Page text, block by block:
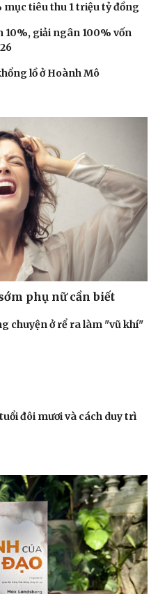
mục tiêu thu 1 triệu tỷ đồng
giải ngân 100% vốn
lồ ở Hoành Mô
phụ nữ cần biết
chuyện ở rể ra làm "vũ khí"
đôi mươi và cách duy trì